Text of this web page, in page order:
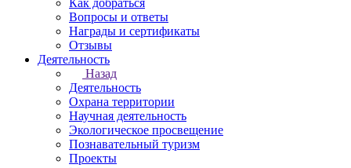
Как добраться
Вопросы и ответы
Награды и сертификаты
Отзывы
Деятельность
Назад
Деятельность
Охрана территории
Научная деятельность
Экологическое просвещение
Познавательный туризм
Проекты